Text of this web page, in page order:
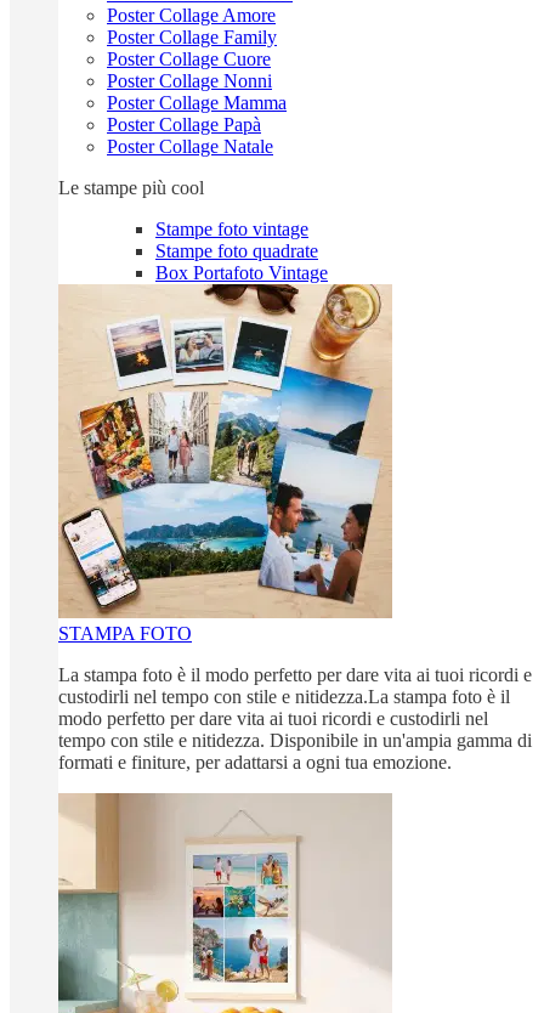
Poster Collage Amore
Poster Collage Family
Poster Collage Cuore
Poster Collage Nonni
Poster Collage Mamma
Poster Collage Papà
Poster Collage Natale
Le stampe più cool
Stampe foto vintage
Stampe foto quadrate
Box Portafoto Vintage
STAMPA FOTO
La stampa foto è il modo perfetto per dare vita ai tuoi ricordi e
custodirli nel tempo con stile e nitidezza.La stampa foto è il
modo perfetto per dare vita ai tuoi ricordi e custodirli nel
tempo con stile e nitidezza. Disponibile in un'ampia gamma di
formati e finiture, per adattarsi a ogni tua emozione.